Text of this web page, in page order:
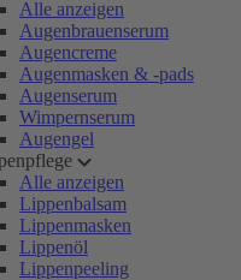
Alle anzeigen
Augenbrauenserum
Augencreme
Augenmasken & -pads
Augenserum
Wimpernserum
Augengel
Alle anzeigen
Lippenbalsam
Lippenmasken
Lippenöl
Lippenpeeling